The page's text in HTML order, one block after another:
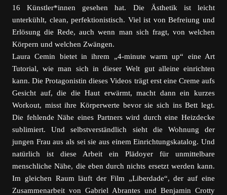
16 Künstler*innen gesehen hat. Die Ästhetik ist leicht
unterkühlt, clean, perfektionistisch. Viel ist von Befreiung und
Erlösung die Rede, auch wenn man sich fragt, von welchen
Körpern und welchen Zwängen.
Laura Cemin bietet in ihrem „4-minute warm up“ eine Art
Tutorial, wie man sich in dieser Welt gut alleine einrichten
kann. Die Protagonistin dieses Videos trägt erst eine Creme aufs
Gesicht auf, die die Haut erwärmt, macht dann ein kurzes
Workout, misst ihre Körperwerte bevor sie sich ins Bett legt.
Die fehlende Nähe eines Partners wird durch eine Heizdecke
sublimiert. Und selbstverständlich sieht die Wohnung der
jungen Frau aus als sei sie aus einem Einrichtungskatalog. Und
natürlich ist diese Arbeit ein Plädoyer für unmittelbare
menschliche Nähe, die eben durch nichts ersetzt werden kann.
Im gleichen Raum läuft der Film „Liberdade“, der auf eine
Zusammenarbeit von Gabriel Abrantes und Benjamin Crotty